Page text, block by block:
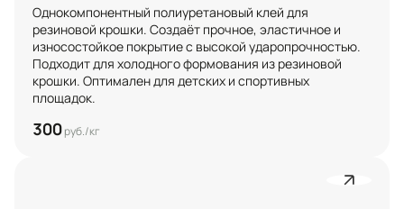
Однокомпонентный полиуретановый клей для
резиновой крошки. Создаёт прочное, эластичное и
износостойкое покрытие с высокой ударопрочностью.
Подходит для холодного формования из резиновой
крошки. Оптимален для детских и спортивных
площадок.
300руб./кг